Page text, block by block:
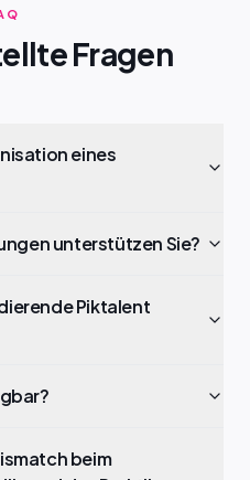
Fragen
eines
unterstützen Sie?
Piktalent
beim